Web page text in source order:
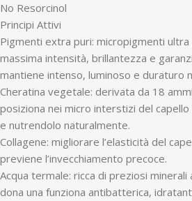
No Resorcinol
Principi Attivi
Pigmenti extra puri: micropigmenti
massima intensità, brillantezza e
mantiene intenso, luminoso e duraturo
Cheratina vegetale: derivata da 18
posiziona nei micro interstizi del
e nutrendolo naturalmente.
Collagene: migliorare l’elasticità del
previene l’invecchiamento precoce.
Acqua termale: ricca di preziosi minerali
dona una funziona antibatterica,